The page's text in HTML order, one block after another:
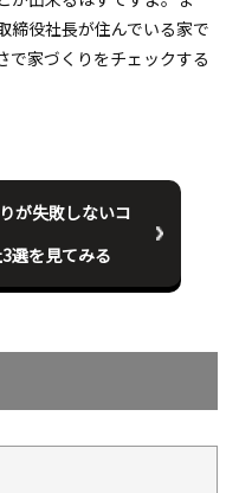
締役社長が住んでいる家で
で家づくりをチェックする
が失敗しないコ
選を見てみる